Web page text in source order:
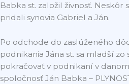
Babka st. založil živnosť. Neskôr
pridali synovia Gabriel a Ján.
Po odchode do zaslúženého
podnikania Jána st. sa mladší zo
pokračovať v podnikaní v
spoločnosť Ján Babka –